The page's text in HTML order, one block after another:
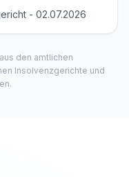
- 02.07.2026
den amtlichen
Insolvenzgerichte und